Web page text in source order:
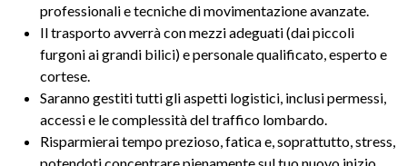
professionali e tecniche di movimentazione avanzate.
Il trasporto avverrà con mezzi adeguati (dai piccoli
furgoni ai grandi bilici) e personale qualificato, esperto e
cortese.
Saranno gestiti tutti gli aspetti logistici, inclusi permessi,
accessi e le complessità del traffico lombardo.
Risparmierai tempo prezioso, fatica e, soprattutto, stress,
potendoti concentrare pienamente sul tuo nuovo inizio.